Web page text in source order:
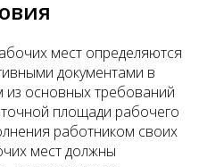
мест определяются
документами в
из основных требований
площади рабочего
работником своих
мест должны